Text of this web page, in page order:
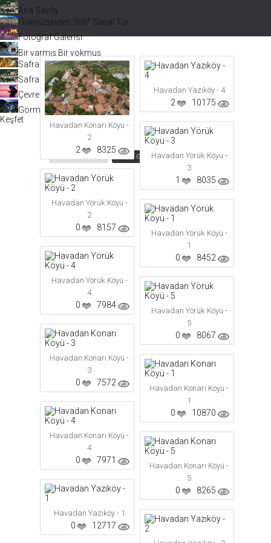
Ana Sayfa
Gökyüzünden 360° Sanal Tur
Fotoğraf Galerisi
Bir varmış Bir yokmuş
Safranbolu Videoları
Safranbolu Köyleri
Çevremizdeki Güzellikler
Görmeden Gitmeyin!
Keşfet
Safranbolu Köyleri
Tarihe Göre Sırala Puana Göre Sırala Görüntüleme
Havadan Konarı Köyü -
2
8325
2
Havadan Yazıköy - 4
10175
2
Havadan Yörük Köyü -
3
8035
1
Havadan Yörük Köyü -
2
8157
0
Havadan Yörük Köyü -
1
8452
0
Havadan Yörük Köyü -
4
7984
0
Havadan Yörük Köyü -
5
8067
0
Havadan Konarı Köyü -
3
7572
0
Havadan Konarı Köyü -
1
10870
0
Havadan Konarı Köyü -
4
7971
0
Havadan Konarı Köyü -
5
8265
0
Havadan Yazıköy - 1
12717
0